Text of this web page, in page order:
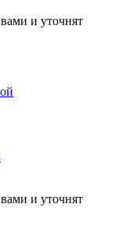
и уточнят
и уточнят